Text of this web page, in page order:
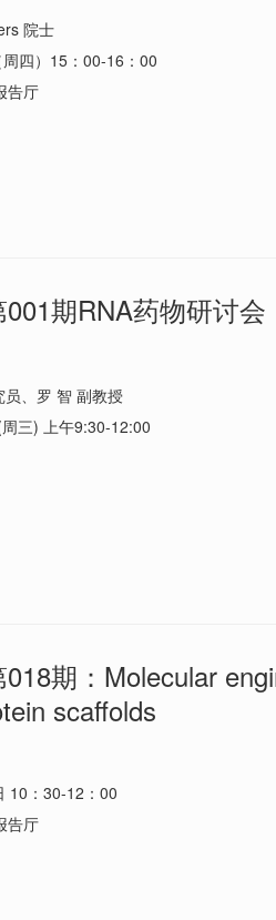
院士
四）15：00-16：00
告厅
期RNA药物研讨会
、罗 智 副教授
三) 上午9:30-12:00
期：Molecular
scaffolds
10：30-12：00
告厅